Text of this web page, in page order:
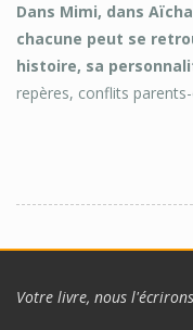
Dans Mimi, dans
chacune peut se
histoire, sa
repères, conflits
Votre livre, nous